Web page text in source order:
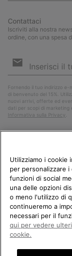
Contattaci
Iscriviti alla nostra
ordine, con una spesa
e-
Fornendo il tuo indirizzo
di benvenuto del 15%.
nuovi arrivi, offerte ed
dati per scopi di
Informativa sulla Privacy
Italia
©2026Columbia
Petit-Lancy
Politica sulla privacy
Utilizziamo i cookie
per personalizzare
funzioni di social
una delle opzioni
o meno l'utilizzo di
continueremo a
necessari per il
qui per vedere
cookie.